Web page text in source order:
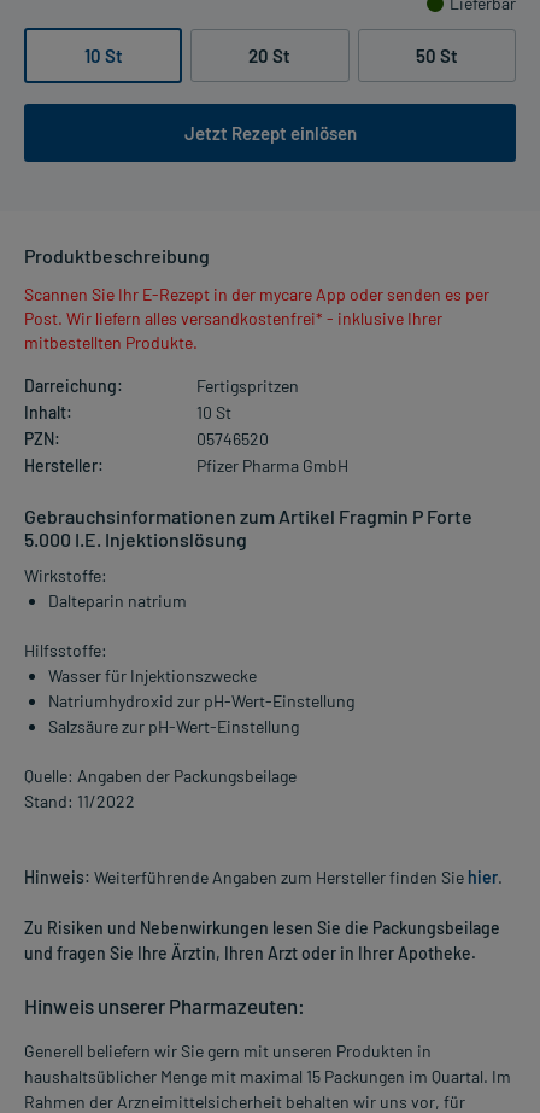
10 St 20 St 50 St
Jetzt Rezept einlösen
Produktbeschreibung
Scannen Sie Ihr E-Rezept in der mycare App oder senden es per
Post. Wir liefern alles versandkostenfrei* - inklusive Ihrer
mitbestellten Produkte.
Darreichung:
Fertigspritzen
Inhalt:
10 St
PZN:
05746520
Hersteller:
Pfizer Pharma GmbH
Gebrauchsinformationen zum Artikel Fragmin P Forte
5.000 I.E. Injektionslösung
Wirkstoffe:
Dalteparin natrium
Hilfsstoffe:
Wasser für Injektionszwecke
Natriumhydroxid zur pH-Wert-Einstellung
Salzsäure zur pH-Wert-Einstellung
Quelle: Angaben der Packungsbeilage
Stand: 11/2022
Hinweis: Weiterführende Angaben zum Hersteller finden Sie hier.
Zu Risiken und Nebenwirkungen lesen Sie die Packungsbeilage
und fragen Sie Ihre Ärztin, Ihren Arzt oder in Ihrer Apotheke.
Hinweis unserer Pharmazeuten:
Generell beliefern wir Sie gern mit unseren Produkten in
haushaltsüblicher Menge mit maximal 15 Packungen im Quartal. Im
Rahmen der Arzneimittelsicherheit behalten wir uns vor, für